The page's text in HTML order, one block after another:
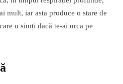
mult, iar asta produce o stare de
o simți dacă te-ai urca pe